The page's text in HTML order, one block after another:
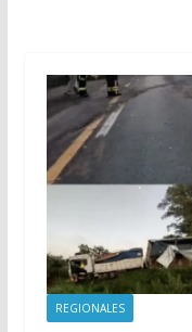
REGIONALES